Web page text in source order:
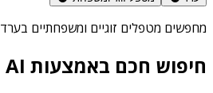
מחפשים מטפלים זוגיים ומשפחתיים בערד
חיפוש חכם באמצעות AI